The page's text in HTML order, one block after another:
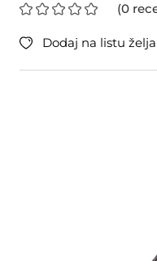
(0
Dodaj na listu želja